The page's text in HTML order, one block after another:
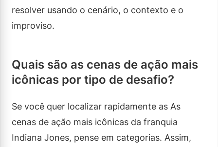
resolver usando o cenário, o contexto e o
improviso.
Quais são as cenas de ação mais
icônicas por tipo de desafio?
Se você quer localizar rapidamente as As
cenas de ação mais icônicas da franquia
Indiana Jones, pense em categorias. Assim,